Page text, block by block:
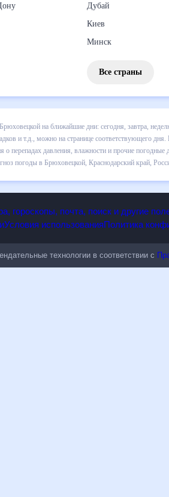
Дону
Дубай
Киев
Минск
Все страны
о погоде в Брюховецкой на ближайшие
за сегодняшний день, а также
погоды окажется полезен
погодные данные. С помощью